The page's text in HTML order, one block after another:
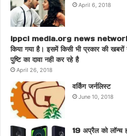
April 6, 2018
ippci media.org news network,
किया गया है। इसमें किसी भी प्रकार की
पुष्टि का दावा नही कर रहे है
April 26, 2018
वर्किंग जर्नलिस्ट
June 10, 2018
19 अप्रैल को